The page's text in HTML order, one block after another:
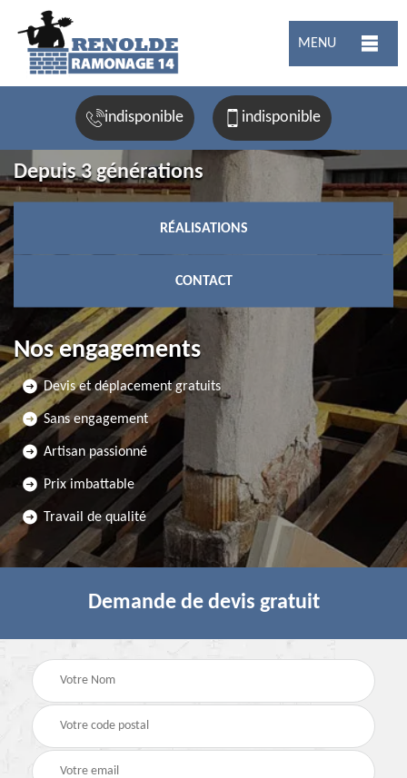
MENU
indisponible indisponible
Depuis 3 générations
RÉALISATIONS
CONTACT
Nos engagements
Devis et déplacement gratuits
Sans engagement
Artisan passionné
Prix imbattable
Travail de qualité
Demande de devis gratuit